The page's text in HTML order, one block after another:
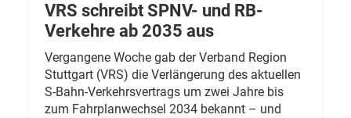
VRS schreibt SPNV- und RB-
Verkehre ab 2035 aus
Vergangene Woche gab der Verband Region
Stuttgart (VRS) die Verlängerung des aktuellen
S-Bahn-Verkehrsvertrags um zwei Jahre bis
zum Fahrplanwechsel 2034 bekannt – und